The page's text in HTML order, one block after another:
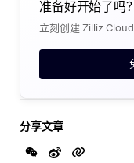
准备好开始了吗？
立刻创建 Zilliz
分享文章